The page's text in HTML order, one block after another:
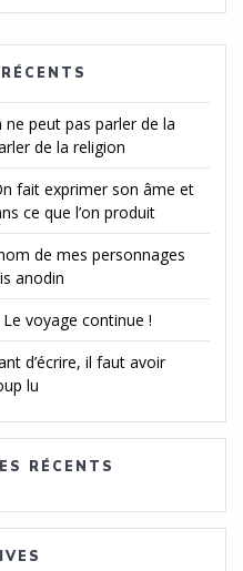
ne peut pas parler de la
de la religion
fait exprimer son âme et
ce que l’on produit
de mes personnages
anodin
voyage continue !
d’écrire, il faut avoir
lu
RÉCENTS